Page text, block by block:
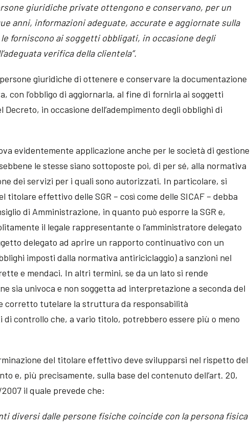
giuridiche private ottengono e conservano, per un
anni, informazioni adeguate, accurate e aggiornate sulla
forniscono ai soggetti obbligati, in occasione degli
verifica della clientela”.
giuridiche di ottenere e conservare la documentazione
l’obbligo di aggiornarla, al fine di fornirla ai soggetti
Decreto, in occasione dell’adempimento degli obblighi di
evidentemente applicazione anche per le società di gestione
le stesse siano sottoposte poi, di per sé, alla normativa
dei servizi per i quali sono autorizzati. In particolare, si
titolare effettivo delle SGR – così come delle SICAF – debba
di Amministrazione, in quanto può esporre la SGR e,
il legale rappresentante o l’amministratore delegato
delegato ad aprire un rapporto continuativo con un
imposti dalla normativa antiriciclaggio) a sanzioni nel
e mendaci. In altri termini, se da un lato si rende
sia univoca e non soggetta ad interpretazione a seconda del
corretto tutelare la struttura da responsabilità
di controllo che, a vario titolo, potrebbero essere più o meno
del titolare effettivo deve svilupparsi nel rispetto del
e, più precisamente, sulla base del contenuto dell’art. 20,
2007 il quale prevede che:
diversi dalle persone fisiche coincide con la persona fisica